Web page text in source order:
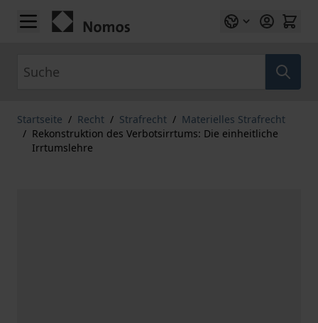
Zum Inhalt springen
Startseite / Recht / Strafrecht / Materielles Strafrecht
/ Rekonstruktion des Verbotsirrtums: Die einheitliche
Irrtumslehre